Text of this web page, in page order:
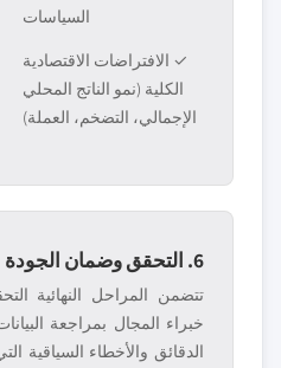
السياسات
✓ الافتراضات الاقتصادية
الكلية (نمو الناتج المحلي
الإجمالي، التضخم، العملة)
6. التحقق وضمان الجودة
تتضمن المراحل النهائية
خبراء المجال بمراجعة
الدقائق والأخطاء السياقية